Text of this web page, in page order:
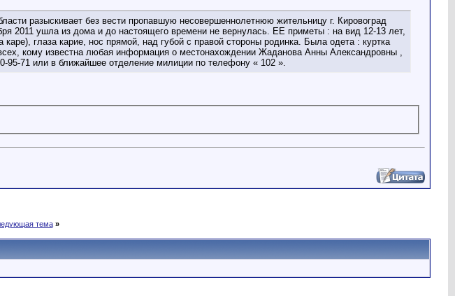
разыскивает без вести пропавшую несовершеннолетнюю жительницу г. Кировоград
2011 ушла из дома и до настоящего времени не вернулась. ЕЕ приметы : на вид 12-13 лет,
глаза карие, нос прямой, над губой с правой стороны родинка. Была одета : куртка
кому известна любая информация о местонахождении Жаданова Анны Александровны ,
71 или в ближайшее отделение милиции по телефону « 102 ».
тема »